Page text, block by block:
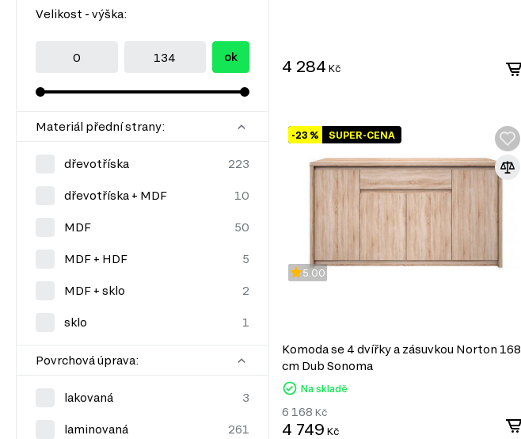
Velikost - výška:
ok
Materiál přední strany:
dřevotříska
dřevotříska + MDF
MDF
MDF + HDF
MDF + sklo
sklo
Povrchová úprava:
lakovaná
laminovaná
4 284 Kč
SUPER-CENA
-23 %
5.00
Komoda se 4 dvířky a zásuvkou Norton 168
cm Dub Sonoma
Na skladě
6 168 Kč
4 749 Kč